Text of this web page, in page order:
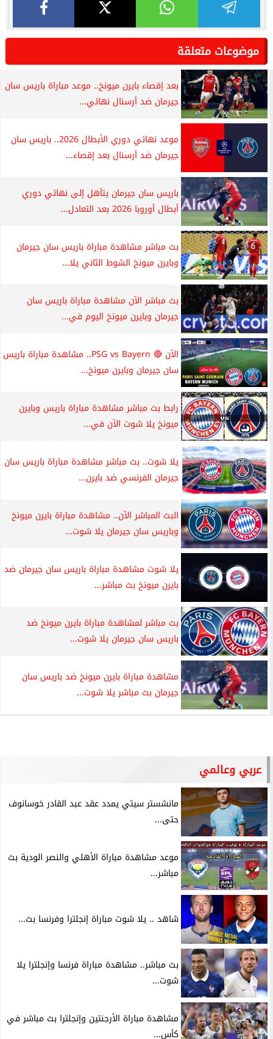
موضوعات متعلقة
بعد إقصاء بايرن ميونخ.. موعد مباراة باريس سان
جيرمان ضد أرسنال نهائي...
موعد نهائي دوري الأبطال 2026.. باريس سان
جيرمان ضد أرسنال بعد إقصاء...
باريس سان جيرمان يتأهل إلى نهائي دوري
أبطال أوروبا 2026 بعد التعادل...
بث مباشر مشاهدة مباراة باريس سان جيرمان
وبايرن ميونخ الشوط الثاني يلا...
بث مباشر الآن مشاهدة مباراة باريس سان
جيرمان وبايرن ميونخ اليوم في...
الآن 🔴 PSG vs Bayern.. مشاهدة مباراة باريس
سان جيرمان وبايرن ميونخ...
رابط بث مباشر مشاهدة مباراة باريس وبايرن
ميونخ يلا شوت الآن في...
يلا شوت.. بث مباشر مشاهدة مباراة باريس سان
جيرمان الفرنسي ضد بايرن...
البث المباشر الآن.. مشاهدة مباراة بايرن ميونخ
وباريس سان جيرمان يلا شوت...
يلا شوت مشاهدة مباراة باريس سان جيرمان ضد
بايرن ميونخ بث مباشر...
بث مباشر لمشاهدة مباراة بايرن ميونخ ضد
باريس سان جيرمان يلا شوت...
مشاهدة مباراة بايرن ميونخ ضد باريس سان
جيرمان بث مباشر يلا شوت...
عربي وعالمي
مانشستر سيتي يمدد عقد عبد القادر خوسانوف
حتى...
موعد مشاهدة مباراة الأهلي والنصر الودية بث
مباشر...
شاهد .. يلا شوت مباراة إنجلترا وفرنسا بث...
بث مباشر.. مشاهدة مباراة فرنسا وإنجلترا يلا
شوت...
مشاهدة مباراة الأرجنتين وإنجلترا بث مباشر في
كأس...